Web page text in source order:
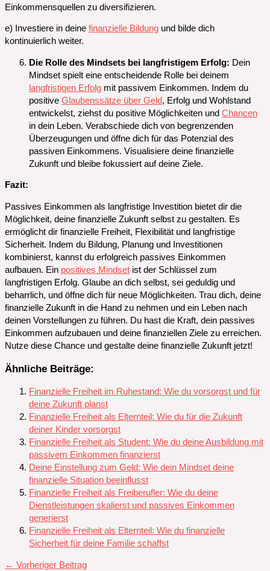
Einkommensquellen zu diversifizieren.
e) Investiere in deine finanzielle Bildung und bilde dich
kontinuierlich weiter.
Die Rolle des Mindsets bei langfristigem Erfolg: Dein
Mindset spielt eine entscheidende Rolle bei deinem
langfristigen Erfolg mit passivem Einkommen. Indem du
positive Glaubenssätze über Geld, Erfolg und Wohlstand
entwickelst, ziehst du positive Möglichkeiten und Chancen
in dein Leben. Verabschiede dich von begrenzenden
Überzeugungen und öffne dich für das Potenzial des
passiven Einkommens. Visualisiere deine finanzielle
Zukunft und bleibe fokussiert auf deine Ziele.
Fazit:
Passives Einkommen als langfristige Investition bietet dir die
Möglichkeit, deine finanzielle Zukunft selbst zu gestalten. Es
ermöglicht dir finanzielle Freiheit, Flexibilität und langfristige
Sicherheit. Indem du Bildung, Planung und Investitionen
kombinierst, kannst du erfolgreich passives Einkommen
aufbauen. Ein positives Mindset ist der Schlüssel zum
langfristigen Erfolg. Glaube an dich selbst, sei geduldig und
beharrlich, und öffne dich für neue Möglichkeiten. Trau dich, deine
finanzielle Zukunft in die Hand zu nehmen und ein Leben nach
deinen Vorstellungen zu führen. Du hast die Kraft, dein passives
Einkommen aufzubauen und deine finanziellen Ziele zu erreichen.
Nutze diese Chance und gestalte deine finanzielle Zukunft jetzt!
Ähnliche Beiträge:
Finanzielle Freiheit im Ruhestand: Wie du vorsorgst und für
deine Zukunft planst
Finanzielle Freiheit als Elternteil: Wie du für die Zukunft
deiner Kinder vorsorgst
Finanzielle Freiheit als Student: Wie du deine Ausbildung mit
passivem Einkommen finanzierst
Deine Einstellung zum Geld: Wie dein Mindset deine
finanzielle Situation beeinflusst
Finanzielle Freiheit als Freiberufler: Wie du deine
Dienstleistungen skalierst und passives Einkommen
generierst
Finanzielle Freiheit als Elternteil: Wie du finanzielle
Sicherheit für deine Familie schaffst
← Vorheriger Beitrag